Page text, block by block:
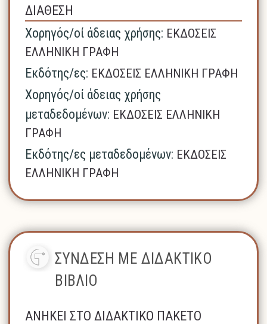
ΔΙΑΘΕΣΗ
Χορηγός/οί άδειας χρήσης: ΕΚΔΟΣΕΙΣ
ΕΛΛΗΝΙΚΗ ΓΡΑΦΗ
Εκδότης/ες: ΕΚΔΟΣΕΙΣ ΕΛΛΗΝΙΚΗ ΓΡΑΦΗ
Χορηγός/οί άδειας χρήσης
μεταδεδομένων: ΕΚΔΟΣΕΙΣ ΕΛΛΗΝΙΚΗ
ΓΡΑΦΗ
Εκδότης/ες μεταδεδομένων: ΕΚΔΟΣΕΙΣ
ΕΛΛΗΝΙΚΗ ΓΡΑΦΗ
ΣΥΝΔΕΣΗ ΜΕ ΔΙΔΑΚΤΙΚΟ
ΒΙΒΛΙΟ
ΑΝΗΚΕΙ ΣΤΟ ΔΙΔΑΚΤΙΚΟ ΠΑΚΕΤΟ